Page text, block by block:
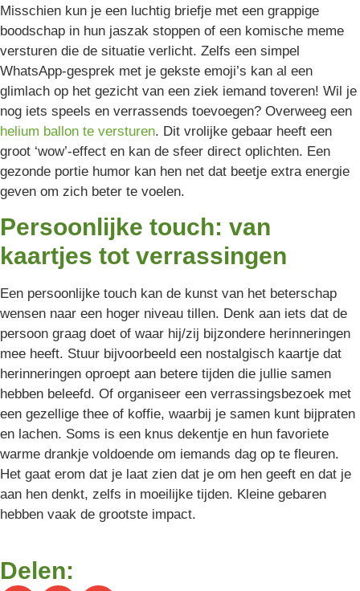
Misschien kun je een luchtig briefje met een grappige
boodschap in hun jaszak stoppen of een komische meme
versturen die de situatie verlicht. Zelfs een simpel
WhatsApp-gesprek met je gekste emoji’s kan al een
glimlach op het gezicht van een ziek iemand toveren! Wil je
nog iets speels en verrassends toevoegen? Overweeg een
helium ballon te versturen. Dit vrolijke gebaar heeft een
groot ‘wow’-effect en kan de sfeer direct oplichten. Een
gezonde portie humor kan hen net dat beetje extra energie
geven om zich beter te voelen.
Persoonlijke touch: van
kaartjes tot verrassingen
Een persoonlijke touch kan de kunst van het beterschap
wensen naar een hoger niveau tillen. Denk aan iets dat de
persoon graag doet of waar hij/zij bijzondere herinneringen
mee heeft. Stuur bijvoorbeeld een nostalgisch kaartje dat
herinneringen oproept aan betere tijden die jullie samen
hebben beleefd. Of organiseer een verrassingsbezoek met
een gezellige thee of koffie, waarbij je samen kunt bijpraten
en lachen. Soms is een knus dekentje en hun favoriete
warme drankje voldoende om iemands dag op te fleuren.
Het gaat erom dat je laat zien dat je om hen geeft en dat je
aan hen denkt, zelfs in moeilijke tijden. Kleine gebaren
hebben vaak de grootste impact.
Delen: